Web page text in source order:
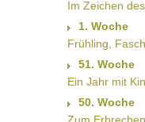
Im Zeichen
1. Woche
Frühling,
51. Woche
Ein Jahr mit
50. Woche